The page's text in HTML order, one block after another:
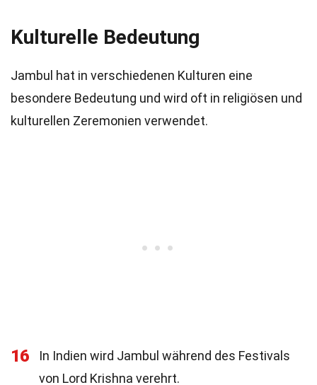
Kulturelle Bedeutung
Jambul hat in verschiedenen Kulturen eine
besondere Bedeutung und wird oft in religiösen und
kulturellen Zeremonien verwendet.
16
In Indien wird Jambul während des Festivals
von Lord Krishna verehrt.